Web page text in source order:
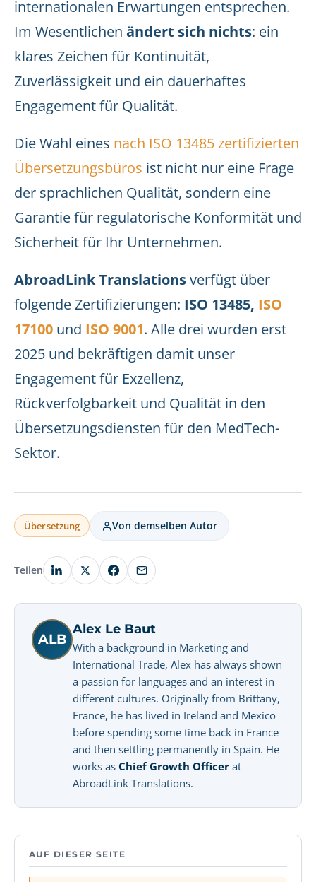
internationalen Erwartungen entsprechen.
Im Wesentlichen ändert sich nichts: ein
klares Zeichen für Kontinuität,
Zuverlässigkeit und ein dauerhaftes
Engagement für Qualität.
Die Wahl eines nach ISO 13485 zertifizierten
Übersetzungsbüros ist nicht nur eine Frage
der sprachlichen Qualität, sondern eine
Garantie für regulatorische Konformität und
Sicherheit für Ihr Unternehmen.
AbroadLink Translationsverfügt über
folgende Zertifizierungen: ISO 13485, ISO
17100 und ISO 9001. Alle drei wurden erst
2025 und bekräftigen damit unser
Engagement für Exzellenz,
Rückverfolgbarkeit und Qualität in den
Übersetzungsdiensten für den MedTech-
Sektor.
Übersetzung Von demselben Autor
Teilen
ALB
Alex Le Baut
With a background in Marketing and
International Trade, Alex has always shown
a passion for languages and an interest in
different cultures. Originally from Brittany,
France, he has lived in Ireland and Mexico
before spending some time back in France
and then settling permanently in Spain. He
works as Chief Growth Officer at
AbroadLink Translations.
AUF DIESER SEITE